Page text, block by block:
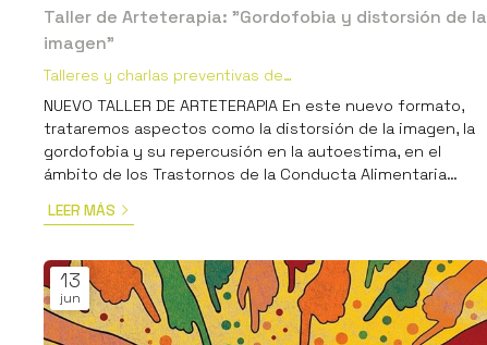
Taller de Arteterapia: "Gordofobia y distorsión de la
imagen"
Talleres y charlas preventivas de
Psicología
NUEVO TALLER DE ARTETERAPIA En este nuevo formato,
trataremos aspectos como la distorsión de la imagen, la
gordofobia y su repercusión en la autoestima, en el
ámbito de los Trastornos de la Conducta Alimentaria
autocompasión y la empatía que caracteriza a todxs lxs
entorno a lxs 10-12 para así crear una dinámica bonita y
cercana y, sobre todo, en la que todxs podamos
aprender unxs ...
LEER MÁS
13
jun